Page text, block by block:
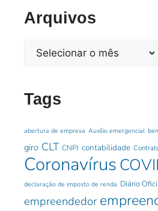
Arquivos
Tags
abertura de empresa Auxílio emergencial
giro CLT CNPJ contabilidade
Coronavírus
declaração de imposto de renda Diário
empreendedor